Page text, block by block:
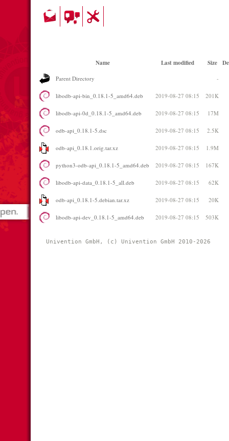
Name Last modified Size
Parent Directory -
libodb-api-bin_0.18.1-5_amd64.deb 2019-08-27 08:15 201K
libodb-api-0d_0.18.1-5_amd64.deb 2019-08-27 08:15 17M
odb-api_0.18.1-5.dsc 2019-08-27 08:15 2.5K
odb-api_0.18.1.orig.tar.xz 2019-08-27 08:15 1.9M
python3-odb-api_0.18.1-5_amd64.deb 2019-08-27 08:15 167K
libodb-api-data_0.18.1-5_all.deb 2019-08-27 08:15 62K
odb-api_0.18.1-5.debian.tar.xz 2019-08-27 08:15 20K
libodb-api-dev_0.18.1-5_amd64.deb 2019-08-27 08:15 503K
Univention GmbH, (c) Univention GmbH 2010-2026